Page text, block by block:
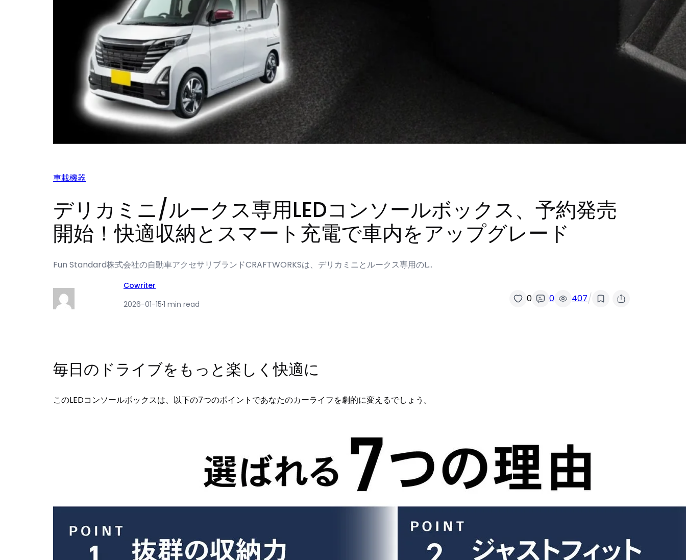
車載機器
デリカミニ/ルークス専用LEDコンソールボックス、予約発売
開始！快適収納とスマート充電で車内をアップグレード
Fun Standard株式会社の自動車アクセサリブランドCRAFTWORKSは、デリカミニとルークス専用のL…
Cowriter
2026-01-15·1 min read 0 0 407/
毎日のドライブをもっと楽しく快適に
このLEDコンソールボックスは、以下の7つのポイントであなたのカーライフを劇的に変えるでしょう。